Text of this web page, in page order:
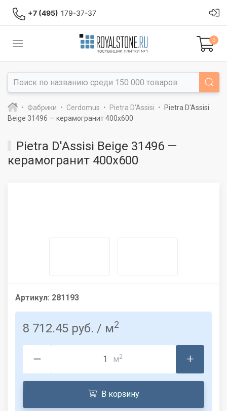
+7 (495) 179-37-37
0
Фабрики Cerdomus Pietra D'Assisi
Pietra D'Assisi
Beige 31496 — керамогранит 400x600
Pietra D'Assisi Beige 31496 —
керамогранит 400x600
Артикул: 281193
8 712.45 руб. / м2
м2
В корзину